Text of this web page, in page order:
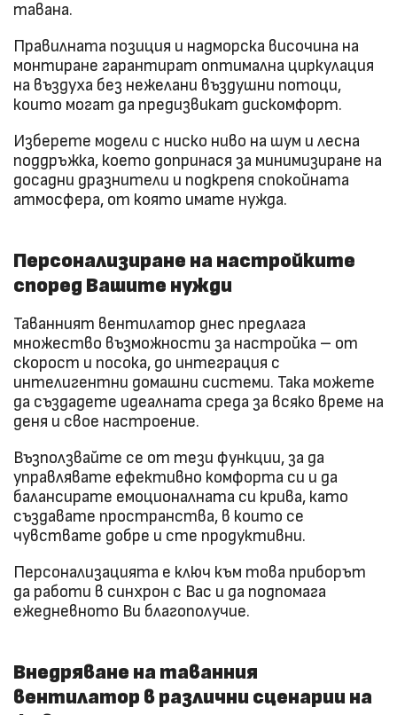
тавана.
Правилната позиция и надморска височина на
монтиране гарантират оптимална циркулация
на въздуха без нежелани въздушни потоци,
които могат да предизвикат дискомфорт.
Изберете модели с ниско ниво на шум и лесна
поддръжка, което допринася за минимизиране на
досадни дразнители и подкрепя спокойната
атмосфера, от която имате нужда.
Персонализиране на настройките
според Вашите нужди
Таванният вентилатор днес предлага
множество възможности за настройка – от
скорост и посока, до интеграция с
интелигентни домашни системи. Така можете
да създадете идеалната среда за всяко време на
деня и свое настроение.
Възползвайте се от тези функции, за да
управлявате ефективно комфорта си и да
балансирате емоционалната си крива, като
създавате пространства, в които се
чувствате добре и сте продуктивни.
Персонализацията е ключ към това приборът
да работи в синхрон с Вас и да подпомага
ежедневното Ви благополучие.
Внедряване на таванния
вентилатор в различни сценарии на